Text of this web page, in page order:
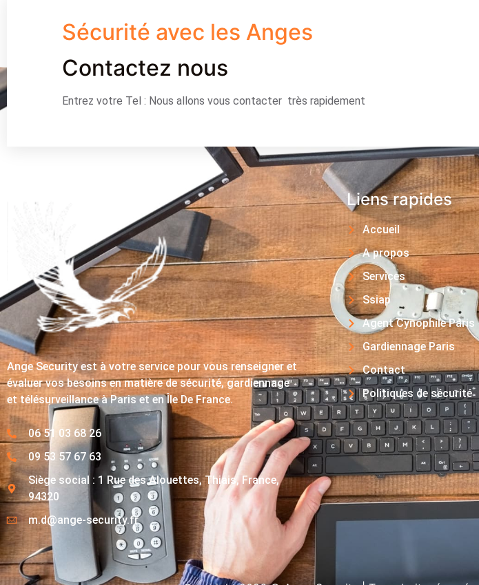
Sécurité avec les Anges
Contactez nous
Entrez votre Tel : Nous allons vous contacter très rapidement
Ange Security est à votre service pour vous renseigner et
évaluer vos besoins en matière de sécurité, gardiennage
et télésurveillance à Paris et en Île De France.
06 51 03 68 26
09 53 57 67 63
Siège social : 1 Rue des Alouettes, Thiais, France,
94320
m.d@ange-security.fr
Liens rapides
Accueil
A propos
Services
Ssiap
Agent Cynophile Paris
Gardiennage Paris
Contact
Politiques de sécurité